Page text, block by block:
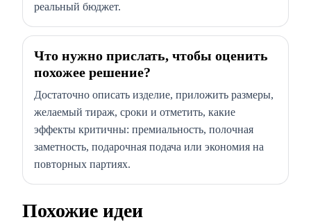
реальный бюджет.
Что нужно прислать, чтобы оценить
похожее решение?
Достаточно описать изделие, приложить размеры,
желаемый тираж, сроки и отметить, какие
эффекты критичны: премиальность, полочная
заметность, подарочная подача или экономия на
повторных партиях.
Похожие идеи